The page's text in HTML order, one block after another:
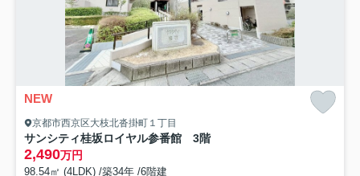
NEW
京都市西京区大枝北沓掛町１丁目
サンシティ桂坂ロイヤル参番館 3階
2,490万円
98.54㎡ (4LDK) /築34年 /6階建